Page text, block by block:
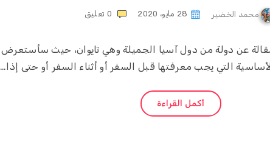
محمد الخضير 28 مايو، 2020 0 تعليق
عن دولة من دول آسيا الجميلة وهي تايوان، حيث سأستعرض
التي يجب معرفتها قبل السفر أو أثناء السفر أو حتى إذا…
أكمل القراءة